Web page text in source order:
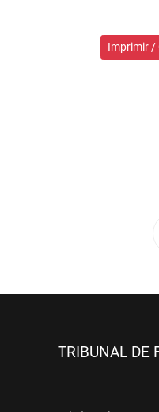
Imprimir /
TRIBUNAL DE